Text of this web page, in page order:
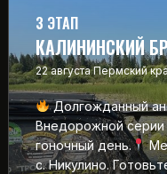
3 ЭТАП
КАЛИНИНСКИЙ
22 августа Пермский
Долгожданный
Внедорожной серии
гоночный день.
с. Никулино.